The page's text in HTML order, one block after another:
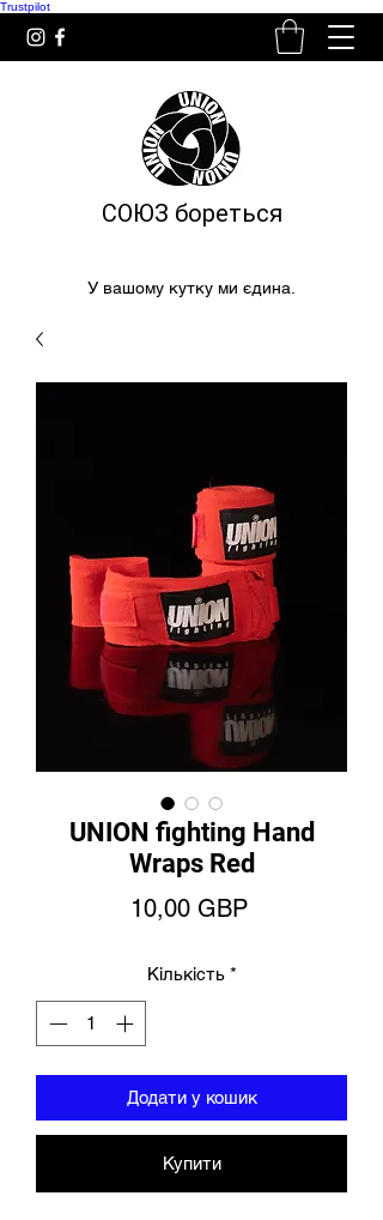
Trustpilot
СОЮЗ бореться
У вашому кутку ми єдина.
UNION fighting Hand
Wraps Red
10,00 GBPЦіна
Кількість *
Додати у кошик
Купити